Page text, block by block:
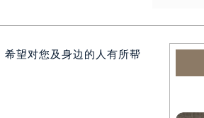
望对您及身边的人有所帮